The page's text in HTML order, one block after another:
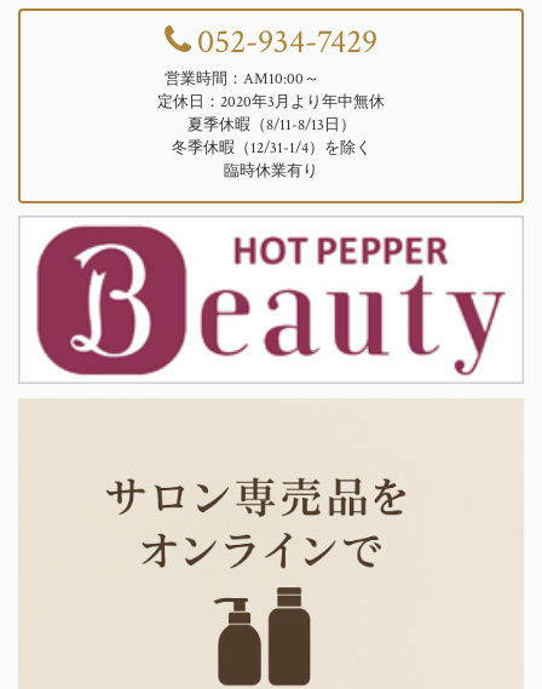
052-934-7429
営業時間：AM10:00～
定休日：2020年3月より年中無休
夏季休暇（8/11-8/13日）
冬季休暇（12/31-1/4）を除く
臨時休業有り